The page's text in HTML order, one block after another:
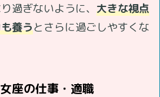
過ぎないように、 大きな視点
養うとさらに過ごしやすくな
座の仕事・適職